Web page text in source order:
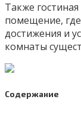
Также
помещение,
достижения и
комнаты
Содержание